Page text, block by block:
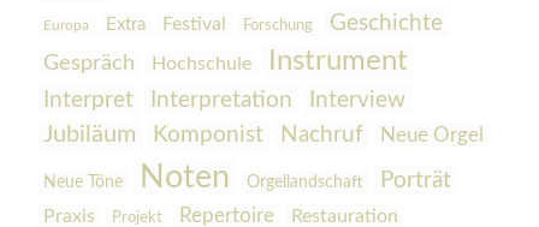
Europa Extra Festival Forschung Geschichte
Gespräch Hochschule Instrument
Interpret Interpretation
Interview
Jubiläum
Komponist Nachruf Neue Orgel
Neue Töne Noten Orgellandschaft Porträt
Praxis Projekt Repertoire Restauration